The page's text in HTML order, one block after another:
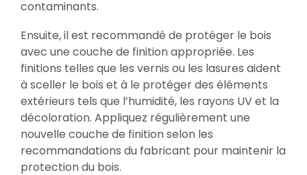
contaminants.
Ensuite, il est recommandé de protéger le bois
avec une couche de finition appropriée. Les
finitions telles que les vernis ou les lasures aident
à sceller le bois et à le protéger des éléments
extérieurs tels que l’humidité, les rayons UV et la
décoloration. Appliquez régulièrement une
nouvelle couche de finition selon les
recommandations du fabricant pour maintenir la
protection du bois.